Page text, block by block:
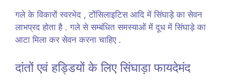
गले के विकारों स्वरभेद , टोंसिलाइटिस आदि में सिंघाड़े का सेवन
लाभप्रद होता है . गले से सम्बंधित समस्याओं में दूध में सिंघाड़े का
आटा मिला कर सेवन करना चाहिए .
दांतों एवं हड्डियों के लिए सिंघाड़ा फायदेमंद